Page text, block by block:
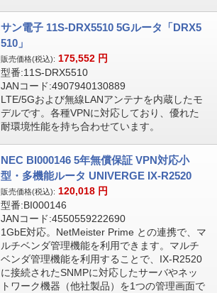
サン電子 11S-DRX5510 5Gルータ「DRX5
510」
販売価格(税込): 175,552 円
型番:11S-DRX5510
JANコード:4907940130889
LTE/5Gおよび無線LANアンテナを内蔵したモ
デルです。各種VPNに対応しており、優れた
耐環境性能を持ち合わせています。
NEC BI000146 5年無償保証 VPN対応小
型・多機能ルータ UNIVERGE IX-R2520
販売価格(税込): 120,018 円
型番:BI000146
JANコード:4550559222690
1GbE対応。NetMeister Prime との連携で、マ
ルチベンダ管理機能を利用できます。マルチ
ベンダ管理機能を利用することで、IX-R2520
に接続されたSNMPに対応したサーバやネッ
トワーク機器（他社製品）を1つの管理画面で